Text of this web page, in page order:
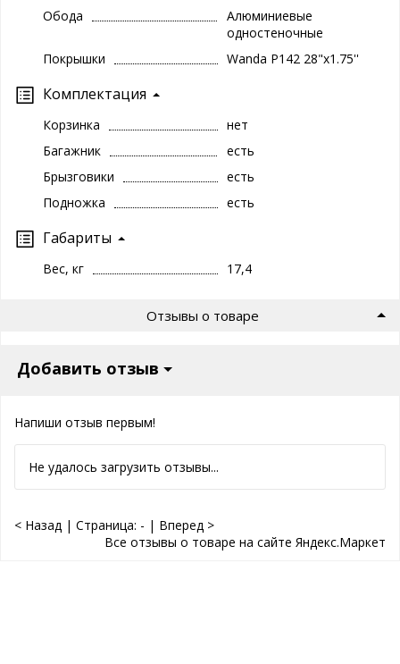
Обода
Алюминиевые
одностеночные
Покрышки
Wanda P142 28"x1.75''
Комплектация
Корзинка
нет
Багажник
есть
Брызговики
есть
Подножка
есть
Габариты
Вес, кг 17,4
Отзывы о товаре
Добавить отзыв
Напиши отзыв первым!
Не удалось загрузить отзывы...
< Назад | Страница: - | Вперед >
Все отзывы о товаре на сайте Яндекс.Маркет